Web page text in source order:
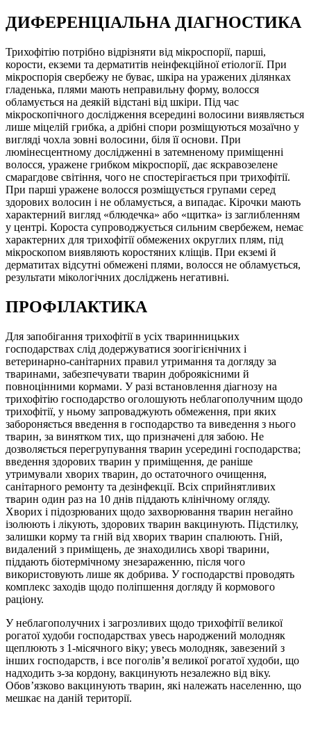
ДИФЕРЕНЦІАЛЬНА ДІАГНОСТИКА
Трихофітію потрібно відрізняти від мікроспорії, парші,
корости, екземи та дерматитів неінфекційної етіології. При
мікроспорія свербежу не буває, шкіра на уражених ділянках
гладенька, плями мають неправильну форму, волосся
обламується на деякій відстані від шкіри. Під час
мікроскопічного дослідження всередині волосини виявляється
лише міцелій грибка, а дрібні спори розміщуються мозаїчно у
вигляді чохла зовні волосини, біля її основи. При
люмінесцентному дослідженні в затемненому приміщенні
волосся, уражене грибком мікроспорії, дає яскравозелене
смарагдове світіння, чого не спостерігається при трихофітії.
При парші уражене волосся розміщується групами серед
здорових волосин і не обламується, а випадає. Кірочки мають
характерний вигляд «блюдечка» або «щитка» із заглибленням
у центрі. Короста супроводжується сильним свербежем, немає
характерних для трихофітії обмежених округлих плям, під
мікроскопом виявляють коростяних кліщів. При екземі й
дерматитах відсутні обмежені плями, волосся не обламується,
результати мікологічних досліджень негативні.
ПРОФІЛАКТИКА
Для запобігання трихофітії в усіх тваринницьких
господарствах слід додержуватися зоогігієнічних і
ветеринарно-санітарних правил утримання та догляду за
тваринами, забезпечувати тварин доброякісними й
повноцінними кормами. У разі встановлення діагнозу на
трихофітію господарство оголошують неблагополучним щодо
трихофітії, у ньому запроваджують обмеження, при яких
забороняється введення в господарство та виведення з нього
тварин, за винятком тих, що призначені для забою. Не
дозволяється перегрупування тварин усередині господарства;
введення здорових тварин у приміщення, де раніше
утримували хворих тварин, до остаточного очищення,
санітарного ремонту та дезінфекції. Всіх сприйнятливих
тварин один раз на 10 днів піддають клінічному огляду.
Хворих і підозрюваних щодо захворювання тварин негайно
ізолюють і лікують, здорових тварин вакцинують. Підстилку,
залишки корму та гній від хворих тварин спалюють. Гній,
видалений з приміщень, де знаходились хворі тварини,
піддають біотермічному знезараженню, після чого
використовують лише як добрива. У господарстві проводять
комплекс заходів щодо поліпшення догляду й кормового
раціону.
У неблагополучних і загрозливих щодо трихофітії великої
рогатої худоби господарствах увесь народжений молодняк
щеплюють з 1-місячного віку; увесь молодняк, завезений з
інших господарств, і все поголів’я великої рогатої худоби, що
надходить з-за кордону, вакцинують незалежно від віку.
Обов’язково вакцинують тварин, які належать населенню, що
мешкає на даній території.